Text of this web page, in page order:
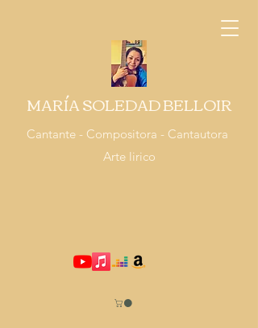
MARÍA SOLEDAD BELLOIR
Cantante - Compositora - Cantautora
Arte lirico